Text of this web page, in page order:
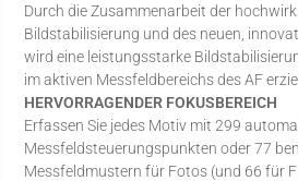
Durch die Zusammenarbeit der
Bildstabilisierung und des neuen,
wird eine leistungsstarke
im aktiven Messfeldbereichs des AF
HERVORRAGENDER FOKUSBEREICH
Erfassen Sie jedes Motiv mit 299
Messfeldsteuerungspunkten oder 77
Messfeldmustern für Fotos (und 66 für